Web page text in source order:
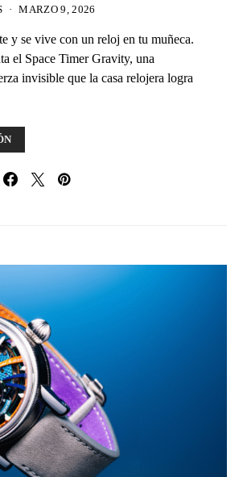
MARZO 9, 2026
y se vive con un reloj en tu muñeca.
el Space Timer Gravity, una
invisible que la casa relojera logra